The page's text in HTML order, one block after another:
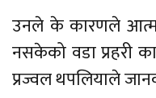
उनले के कारणले
नसकेको वडा प्रहरी
प्रज्वल थपलियाले